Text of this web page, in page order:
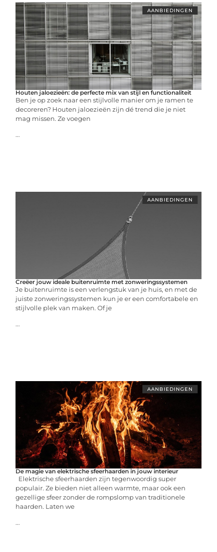
AANBIEDINGEN
Houten jaloezieën: de perfecte mix van stijl en functionaliteit
Ben je op zoek naar een stijlvolle manier om je ramen te
decoreren? Houten jaloezieën zijn dé trend die je niet
mag missen. Ze voegen
...
AANBIEDINGEN
Creëer jouw ideale buitenruimte met zonweringssystemen
Je buitenruimte is een verlengstuk van je huis, en met de
juiste zonweringssystemen kun je er een comfortabele en
stijlvolle plek van maken. Of je
...
AANBIEDINGEN
De magie van elektrische sfeerhaarden in jouw interieur
Elektrische sfeerhaarden zijn tegenwoordig super
populair. Ze bieden niet alleen warmte, maar ook een
gezellige sfeer zonder de rompslomp van traditionele
haarden. Laten we
...